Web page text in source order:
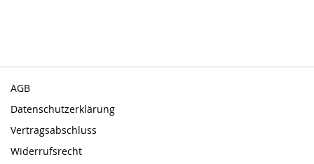
AGB
Datenschutzerklärung
Vertragsabschluss
Widerrufsrecht